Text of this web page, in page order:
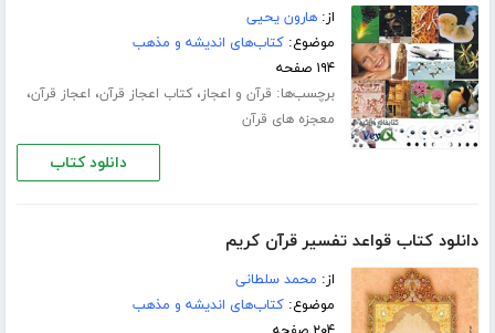
از:هارون یحیی
موضوع:کتاب‌های اندیشه و مذهب
۱۹۴ صفحه
برچسب‌ها: قرآن و اعجاز،کتاب اعجاز قرآن، اعجاز قرآن،
معجزه های قرآن
دانلود کتاب
دانلود کتاب قواعد تفسیر قرآن کریم
از: محمد سلطانی
موضوع:کتاب‌های اندیشه و مذهب